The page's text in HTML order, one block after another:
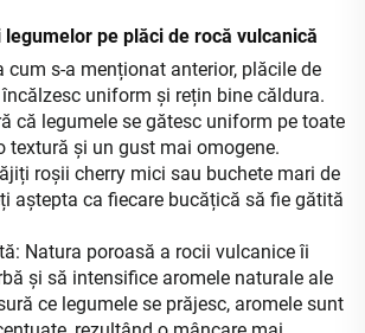
pe plăci de rocă vulcanică
cum s-a menționat anterior, plăcile de
uniform și rețin bine căldura.
că legumele se gătesc uniform pe toate
textură și un gust mai omogene.
roșii cherry mici sau buchete mari de
aștepta ca fiecare bucățică să fie gătită
Natura poroasă a rocii vulcanice îi
și să intensifice aromele naturale ale
ce legumele se prăjesc, aromele sunt